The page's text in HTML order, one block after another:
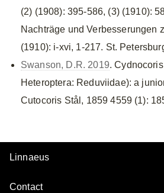
(2) (1908): 395-586, (3) (1910):
Nachträge und Verbesserungen
(1910): i-xvi, 1-217. St.
Swanson, D.R. 2019.
Heteroptera: Reduviidae): a
Cutocoris Stål, 1859 4559 (1):
Linnaeus
Contact